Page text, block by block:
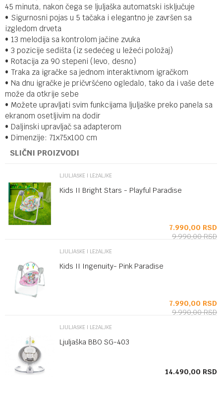
45 minuta, nakon čega se ljuljaška automatski isključuje
• Sigurnosni pojas u 5 tačaka i elegantno je završen sa
izgledom drveta
• 13 melodija sa kontrolom jačine zvuka
• 3 pozicije sedišta (iz sedećeg u ležeći položaj)
• Rotacija za 90 stepeni (levo, desno)
• Traka za igračke sa jednom interaktivnom igračkom
• Na dnu igračke je pričvršćeno ogledalo, tako da i vaše dete
može da otkrije sebe
• Možete upravljati svim funkcijama ljuljaške preko panela sa
ekranom osetljivim na dodir
• Daljinski upravljač sa adapterom
• Dimenzije: 71x75x100 cm
SLIČNI PROIZVODI
LJULJAŠKE I LEŽALJKE
Kids II Bright Stars - Playful Paradise
7.990,00 RSD
9.990,00RSD
LJULJAŠKE I LEŽALJKE
Kids II Ingenuity- Pink Paradise
7.990,00 RSD
9.990,00RSD
LJULJAŠKE I LEŽALJKE
Ljuljaška BBO SG-403
14.490,00 RSD